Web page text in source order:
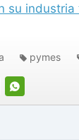
su industria
WHATSAPP
pymes